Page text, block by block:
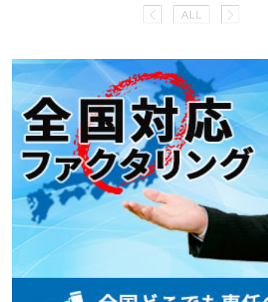
ALL